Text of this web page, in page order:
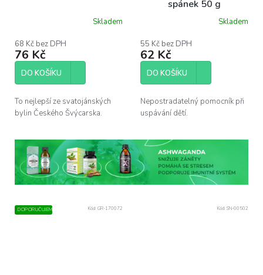
produktu
je
5,0
5
Skladem
68 Kč bez DPH
76 Kč
DO KOŠÍKU
To nejlepší ze svatojánských
bylin Českého Švýcarska.
spánek 50 g
produktu
je
5,0
5
Skladem
55 Kč bez DPH
62 Kč
DO KOŠÍKU
Nepostradatelný pomocník při
uspávání dětí.
DOPORUČUJEME Kód: GR-170072 Kód: SN-00502